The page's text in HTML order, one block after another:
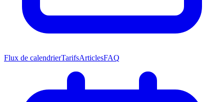
Flux de calendrierTarifsArticlesFAQ